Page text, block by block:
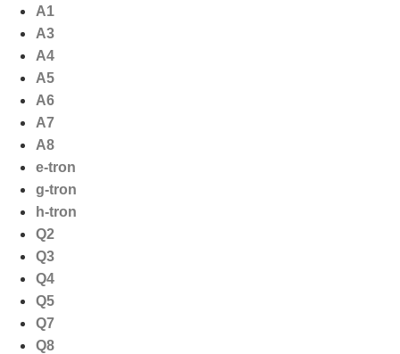
naar
inhoud
A1
A3
A4
A5
A6
A7
A8
e-tron
g-tron
h-tron
Q2
Q3
Q4
Q5
Q7
Q8